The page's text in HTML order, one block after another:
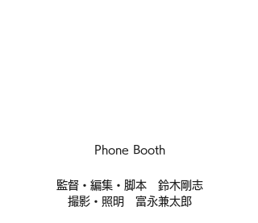
Phone Booth
監督・編集・脚本　鈴木剛志
撮影・照明　富永兼太郎